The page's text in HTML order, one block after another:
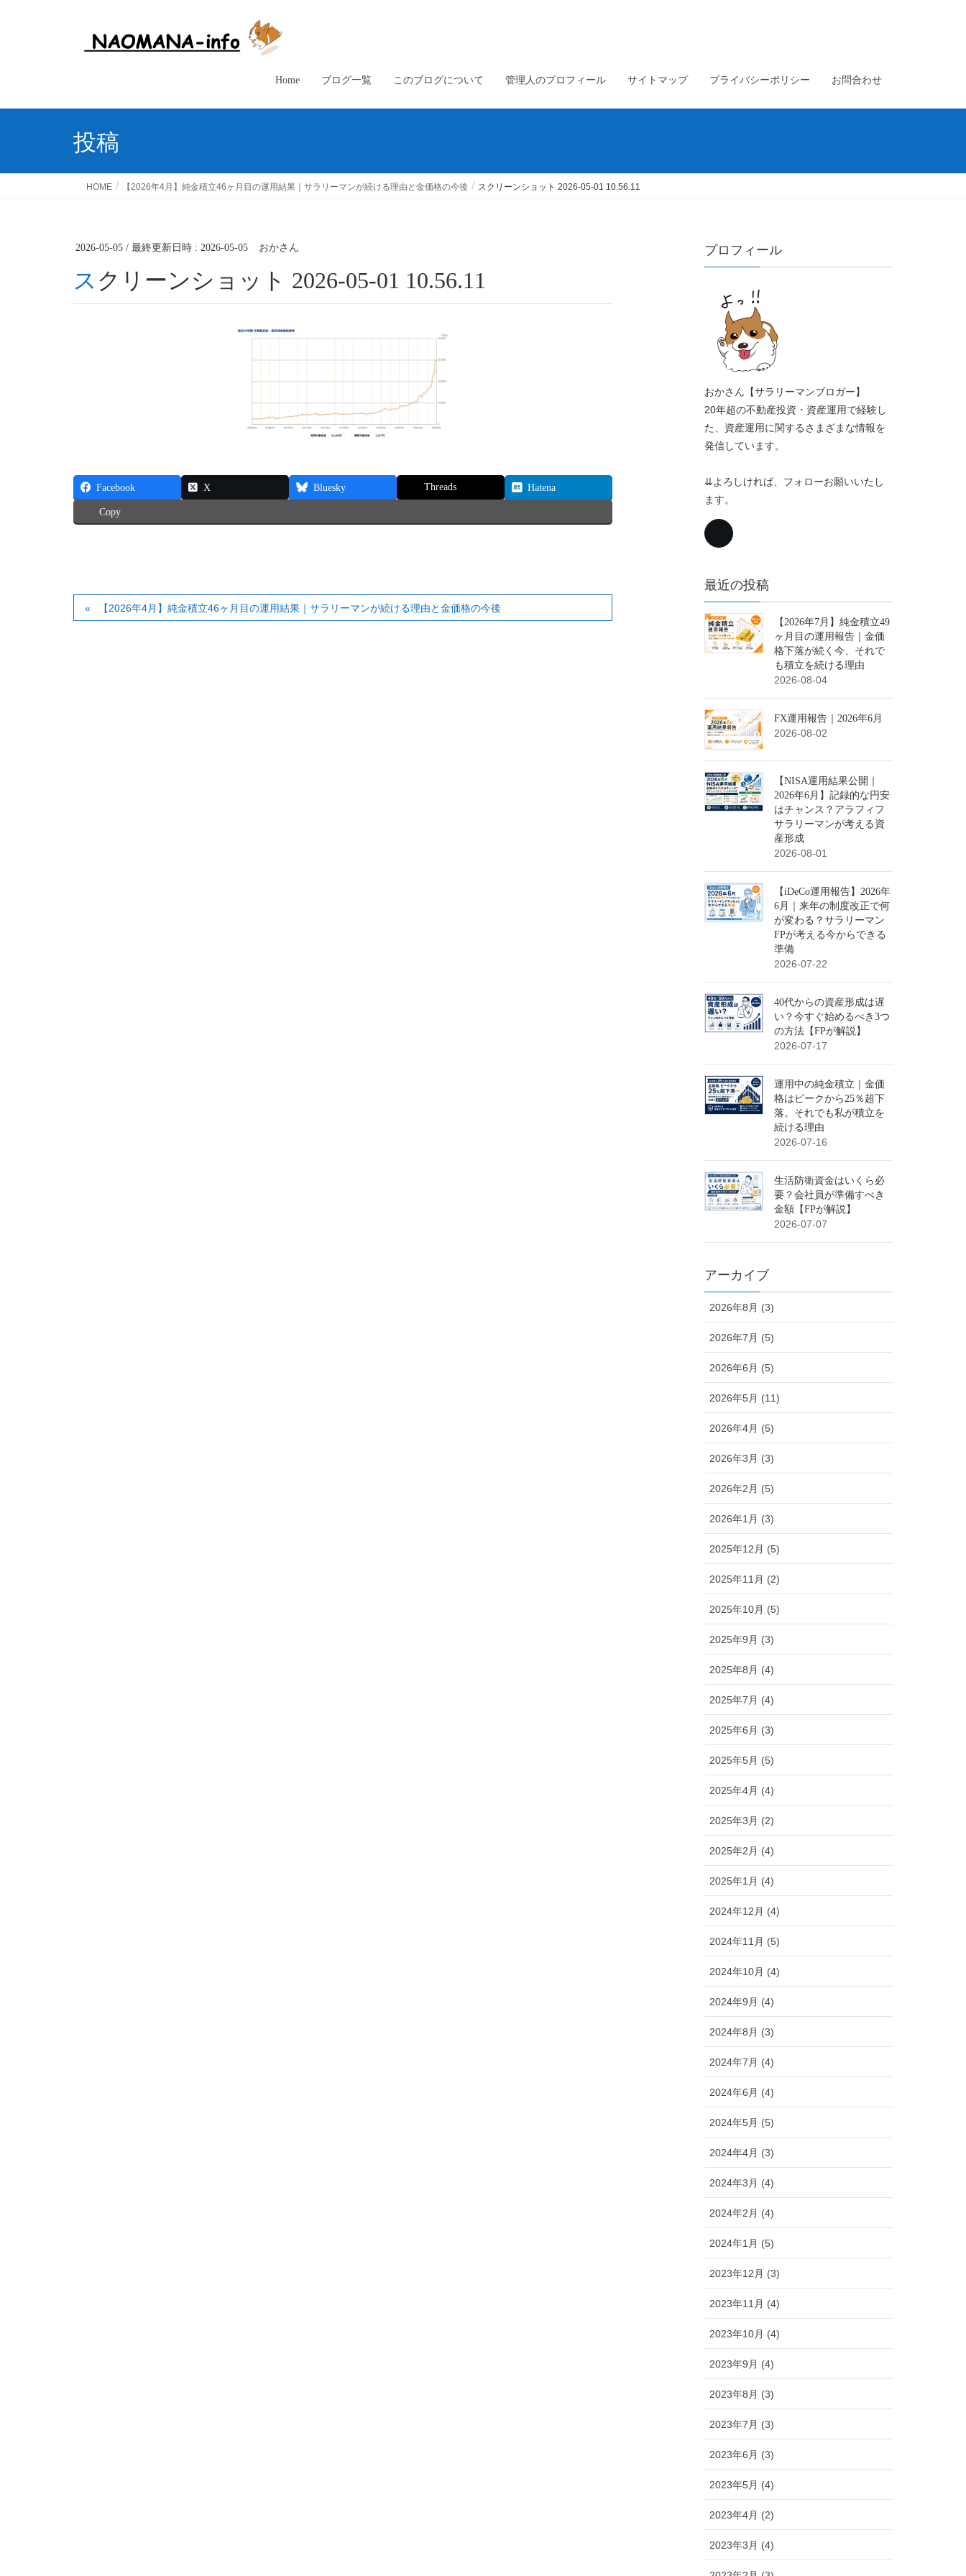
Home ブログ一覧 このブログについて 管理人のプロフィール サイトマップ プライバシーポリシー お問合わせ
投稿
HOME 【2026年4月】純金積立46ヶ月目の運用結果｜サラリーマンが続ける理由と金価格の今後 スクリーンショット 2026-05-01 10.56.11
2026-05-05 / 最終更新日時 : 2026-05-05 おかさん
スクリーンショット 2026-05-01 10.56.11
Facebook X Bluesky Threads Hatena
Copy
【2026年4月】純金積立46ヶ月目の運用結果｜サラリーマンが続ける理由と金価格の今後
プロフィール
おかさん【サラリーマンブロガー】
20年超の不動産投資・資産運用で経験し
た、資産運用に関するさまざまな情報を
発信しています。
⇊よろしければ、フォローお願いいたし
ます。
最近の投稿
【2026年7月】純金積立49
ヶ月目の運用報告｜金価
格下落が続く今、それで
も積立を続ける理由
2026-08-04
FX運用報告｜2026年6月
2026-08-02
【NISA運用結果公開｜
2026年6月】記録的な円安
はチャンス？アラフィフ
サラリーマンが考える資
産形成
2026-08-01
【iDeCo運用報告】2026年
6月｜来年の制度改正で何
が変わる？サラリーマン
FPが考える今からできる
準備
2026-07-22
40代からの資産形成は遅
い？今すぐ始めるべき3つ
の方法【FPが解説】
2026-07-17
運用中の純金積立｜金価
格はピークから25％超下
落。それでも私が積立を
続ける理由
2026-07-16
生活防衛資金はいくら必
要？会社員が準備すべき
金額【FPが解説】
2026-07-07
アーカイブ
2026年8月 (3)
2026年7月 (5)
2026年6月 (5)
2026年5月 (11)
2026年4月 (5)
2026年3月 (3)
2026年2月 (5)
2026年1月 (3)
2025年12月 (5)
2025年11月 (2)
2025年10月 (5)
2025年9月 (3)
2025年8月 (4)
2025年7月 (4)
2025年6月 (3)
2025年5月 (5)
2025年4月 (4)
2025年3月 (2)
2025年2月 (4)
2025年1月 (4)
2024年12月 (4)
2024年11月 (5)
2024年10月 (4)
2024年9月 (4)
2024年8月 (3)
2024年7月 (4)
2024年6月 (4)
2024年5月 (5)
2024年4月 (3)
2024年3月 (4)
2024年2月 (4)
2024年1月 (5)
2023年12月 (3)
2023年11月 (4)
2023年10月 (4)
2023年9月 (4)
2023年8月 (3)
2023年7月 (3)
2023年6月 (3)
2023年5月 (4)
2023年4月 (2)
2023年3月 (4)